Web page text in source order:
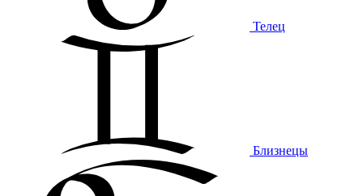
Телец
Близнецы